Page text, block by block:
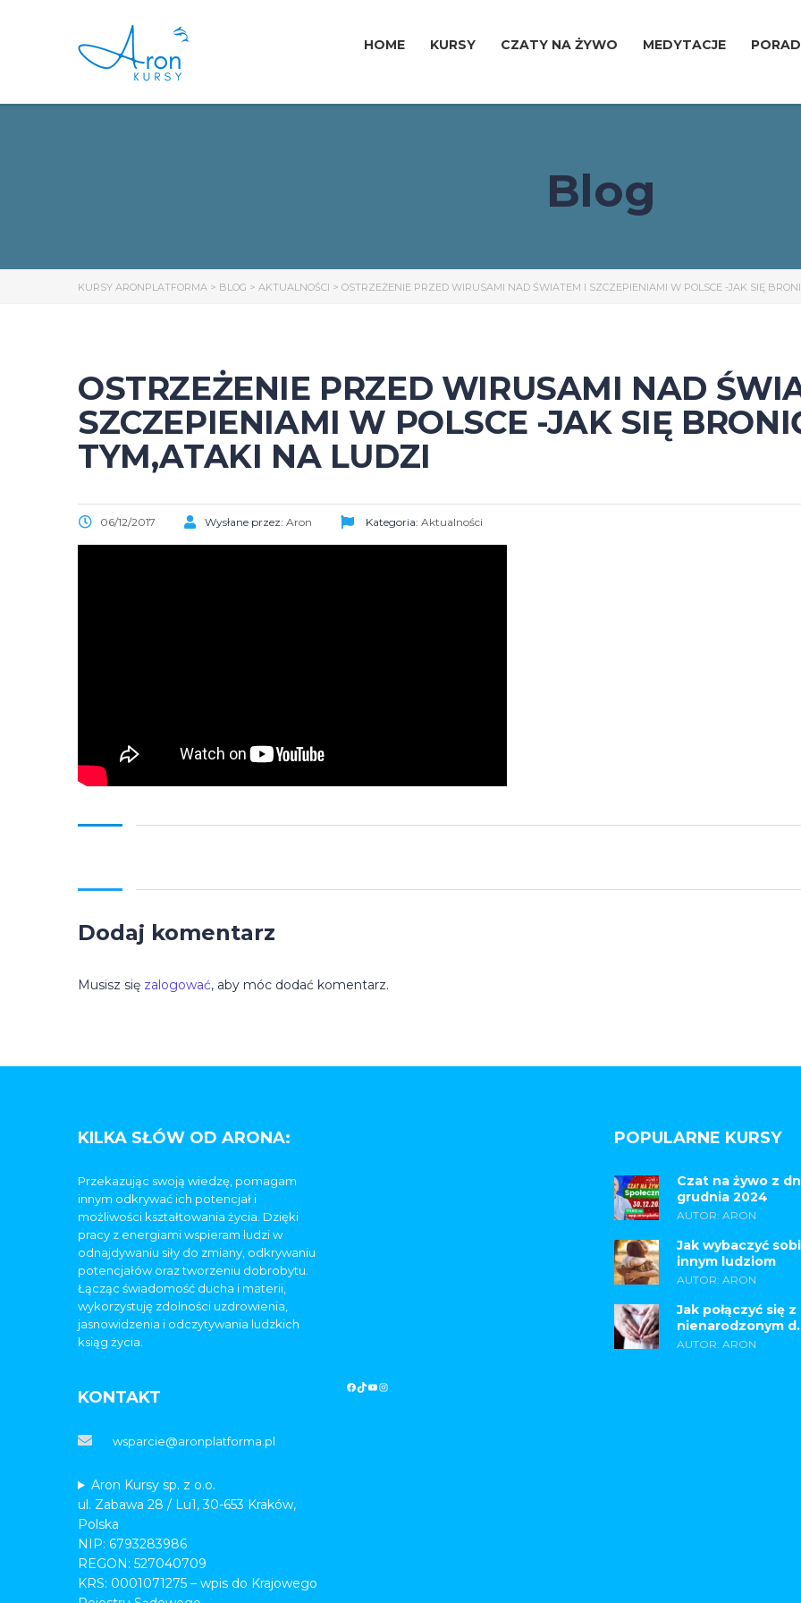
HOME KURSY CZATY NA ŻYWO MEDYTACJE
Blog
KURSY ARONPLATFORMA > BLOG > AKTUALNOŚCI > OSTRZEŻENIE PRZED WIRUSAMI NAD ŚWIATEM I SZCZEPIENIAMI W POLSCE -JAK SIĘ
OSTRZEŻENIE PRZED WIRUSAMI NAD
SZCZEPIENIAMI W POLSCE -JAK SIĘ
TYM,ATAKI NA LUDZI
06/12/2017 Wysłane przez: Aron Kategoria: Aktualności
Dodaj komentarz
Musisz się zalogować, aby móc dodać komentarz.
KILKA SŁÓW OD ARONA:
Przekazując swoją wiedzę, pomagam
innym odkrywać ich potencjał i
możliwości kształtowania życia. Dzięki
pracy z energiami wspieram ludzi w
odnajdywaniu siły do zmiany, odkrywaniu
potencjałów oraz tworzeniu dobrobytu.
Łącząc świadomość ducha i materii,
wykorzystuję zdolności uzdrowienia,
jasnowidzenia i odczytywania ludzkich
ksiąg życia.
POPULARNE KURSY
Czat na żywo z
grudnia 2024
AUTOR: ARON
Jak wybaczyć
innym ludziom
AUTOR: ARON
Jak połączyć się z
nienarodzonym
AUTOR: ARON
KONTAKT
wsparcie@aronplatforma.pl
Aron Kursy sp. z o.o.
ul. Zabawa 28 / Lu1, 30-653 Kraków,
Polska
NIP: 6793283986
REGON: 527040709
KRS: 0001071275 – wpis do Krajowego